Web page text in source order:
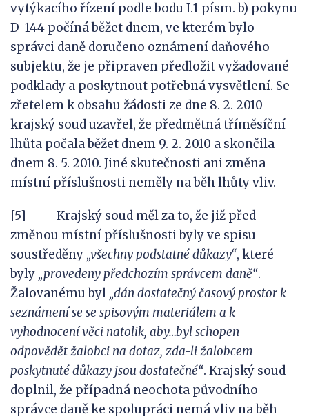
vytýkacího řízení podle bodu I.1 písm. b) pokynu
D-144 počíná běžet dnem, ve kterém bylo
správci daně doručeno oznámení daňového
subjektu, že je připraven předložit vyžadované
podklady a poskytnout potřebná vysvětlení. Se
zřetelem k obsahu žádosti ze dne 8. 2. 2010
krajský soud uzavřel, že předmětná tříměsíční
lhůta počala běžet dnem 9. 2. 2010 a skončila
dnem 8. 5. 2010. Jiné skutečnosti ani změna
místní příslušnosti neměly na běh lhůty vliv.
[5] Krajský soud měl za to, že již před
změnou místní příslušnosti byly ve spisu
soustředěny „všechny podstatné důkazy“, které
byly „provedeny předchozím správcem daně“.
Žalovanému byl „dándostatečný časový prostor k
seznámení se se spisovým materiálem a k
vyhodnocení věci natolik, aby…byl schopen
odpovědět žalobci na dotaz, zda-li žalobcem
poskytnuté důkazy jsou dostatečné“. Krajský soud
doplnil, že případná neochota původního
správce daně ke spolupráci nemá vliv na běh